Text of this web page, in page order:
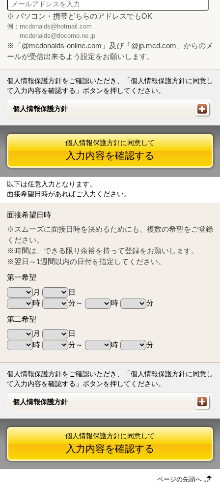
※ パソコン・携帯どちらのアドレスでもOK
例：mcdonalds@hotmail.com
mcdonalds@docomo.ne.jp
※「@mcdonalds-online.com」及び「@jp.mcd.com」からのメ
ールが受信出来るよう設定をお願いします。
個人情報保護方針をご確認いただき、「個人情報保護方針に同意し
て入力内容を確認する」ボタンを押してください。
個人情報保護方針
個人情報保護方針
Tel
0570-55-0314
個人情報保護方針に同意して
入力内容を確認する
以下は任意入力となります。
面接希望日時があればご入力ください。
面接希望日時
※スムーズに面接日時を決めるためにも、複数の希望をご登録
ください。
※時間は、できる限り余裕を持って登録をお願いします。
※翌日～1週間以内の日付を指定してください。
第一希望
月
日
時
分～ 時
分
第二希望
月
日
時
分～ 時 分
個人情報保護方針をご確認いただき、「個人情報保護方針に同意し
て入力内容を確認する」ボタンを押してください。
個人情報保護方針
個人情報保護方針
個人情報保護方針に同意して
入力内容を確認する
ページの先頭へ